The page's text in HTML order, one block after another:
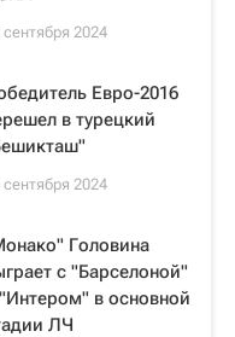
сентября 2024
Евро-2016
в турецкий
сентября 2024
Головина
с "Барселоной"
в основной
ЛЧ